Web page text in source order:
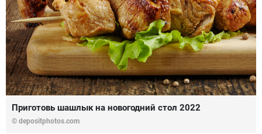
Приготовь шашлык на новогодний стол 2022
© depositphotos.com